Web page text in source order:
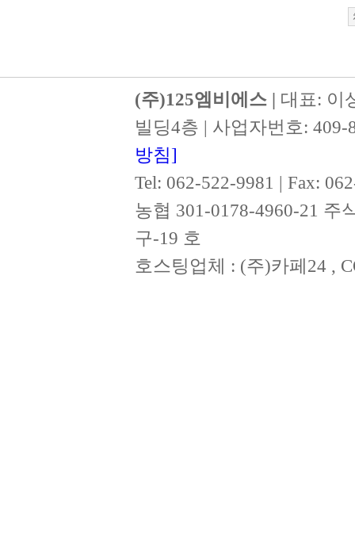
(주)125엠비에스 | 대표: 이
빌딩4층 | 사업자번호:
방침]
Tel: 062-522-9981 | Fax:
농협 301-0178-4960-21 주
구-19 호
호스팅업체 : (주)카페24 ,